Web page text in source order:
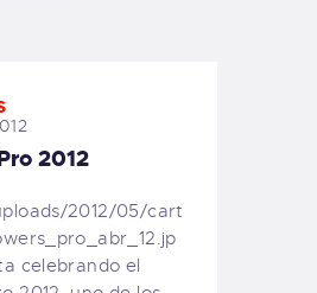
2012
2012/05/cart
celebrando el